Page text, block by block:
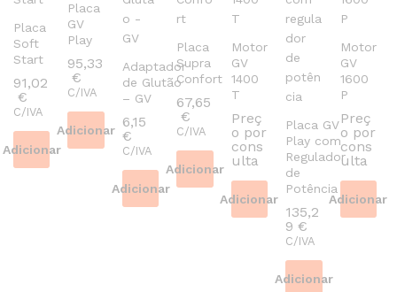
Placa
Soft
Start
91,02
€
C/IVA
Adicionar
Placa
GV
Play
95,33
€
C/IVA
Adicionar
Adaptador
de Glutão
– GV
6,15
€
C/IVA
Adicionar
Placa
Supra
Confort
67,65
€
C/IVA
Adicionar
Motor
GV
1400
T
Preç
o por
cons
ulta
Adicionar
Placa GV
Play com
Regulador
de
Potência
135,2
9€
C/IVA
Adicionar
Motor
GV
1600
P
Preç
o por
cons
ulta
Adicionar